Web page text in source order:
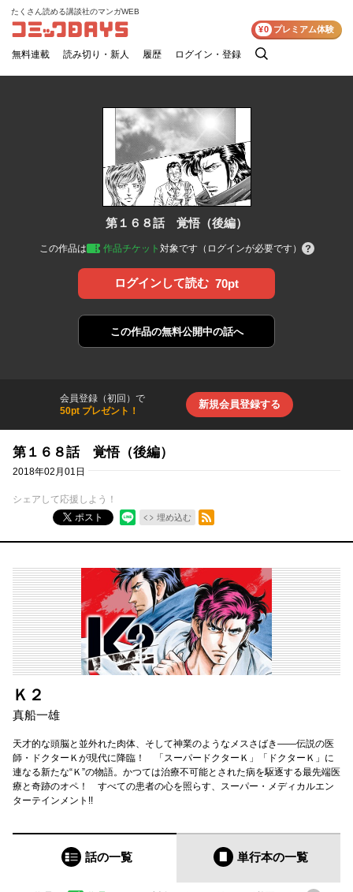
コミックDAYS
たくさん読める講談社のマンガWEB
無料連載 読み切り・新人 履歴 ログイン・登録
検
¥0 プレミアム体験
第１６８話 覚悟（後編）
この作品は 作品チケット 対象です（ログインが必要です）
ログインして読む 70pt
この作品の無料公開中の話へ
会員登録（初回）で
50pt プレゼント！
新規会員登録する
第１６８話 覚悟（後編）
2018年02月01日
シェアして応援しよう！
ポスト
埋め込む
RSSフィード
Ｋ２
真船一雄
天才的な頭脳と並外れた肉体、そして神業のようなメスさばき――伝説の医
師・ドクターＫが現代に降臨！ 「スーパードクターＫ」「ドクターＫ」に
連なる新たな“Ｋ”の物語。かつては治療不可能とされた病を駆逐する最先端医
療と奇跡のオペ！ すべての患者の心を照らす、スーパー・メディカルエン
ターテインメント!!
話の一覧 単行本の一覧